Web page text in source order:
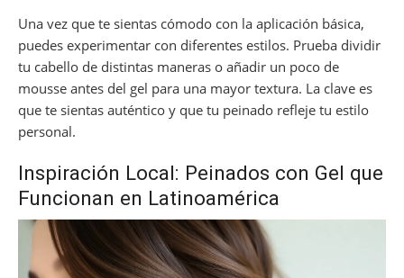
Una vez que te sientas cómodo con la aplicación básica,
puedes experimentar con diferentes estilos. Prueba dividir
tu cabello de distintas maneras o añadir un poco de
mousse antes del gel para una mayor textura. La clave es
que te sientas auténtico y que tu peinado refleje tu estilo
personal.
Inspiración Local: Peinados con Gel que
Funcionan en Latinoamérica